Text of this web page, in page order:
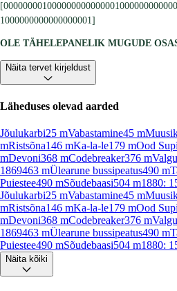
1000000000000000001]
OLE TÄHELEPANELIK MUGUDE
Näita tervet kirjeldust
Läheduses olevad aarded
Jõulukarbi25 mVabastamine45 m
mRistsõna146 mKa-la-le179 mOod
mDevoni368 mCodebreaker376 m
1869463 mÜlearune bussipeatus490 m
Puiestee490 mSõudebaasi504 m1880:
Jõulukarbi25 mVabastamine45 m
mRistsõna146 mKa-la-le179 mOod
mDevoni368 mCodebreaker376 m
1869463 mÜlearune bussipeatus490 m
Puiestee490 mSõudebaasi504 m1880:
Näita kõiki